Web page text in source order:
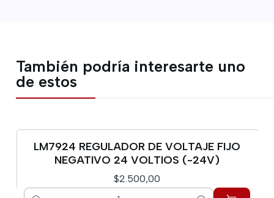
También podría interesarte uno
de estos
LM7924 REGULADOR DE VOLTAJE FIJO
NEGATIVO 24 VOLTIOS (-24V)
$2.500,00